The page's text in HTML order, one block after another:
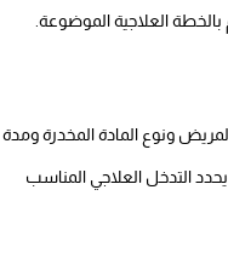
العلاجية الموضوعة.
ونوع المادة المخدرة ومدة
التدخل العلاجي المناسب